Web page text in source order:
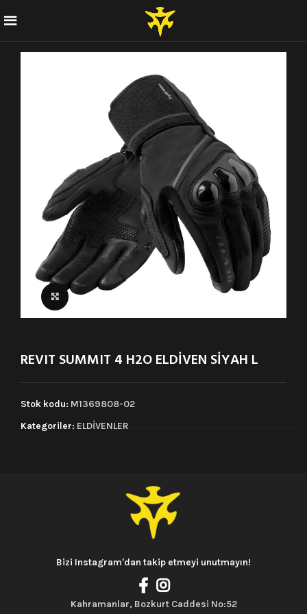
Click to enlarge
REVIT SUMMIT 4 H2O ELDİVEN SİYAH L
Stok kodu: M1369808-02
Kategoriler:ELDİVENLER
Bizi Instagram'dan takip etmeyi unutmayın!
Kahramanlar, Bozkurt Caddesi No:52